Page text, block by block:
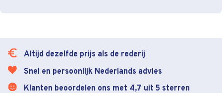
Altijd dezelfde prijs als de rederij
Snel en persoonlijk Nederlands advies
Klanten beoordelen ons met 4,7 uit 5 sterren